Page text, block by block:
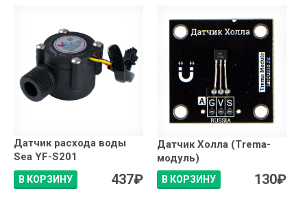
Датчик расхода воды
Sea YF-S201
В КОРЗИНУ 437₽
Датчик Холла (Trema-
модуль)
В КОРЗИНУ 130₽